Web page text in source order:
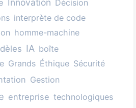
Innovation Décision
interprète de code
homme-machine
IA boîte
Grands Éthique Sécurité
Gestion
entreprise technologiques